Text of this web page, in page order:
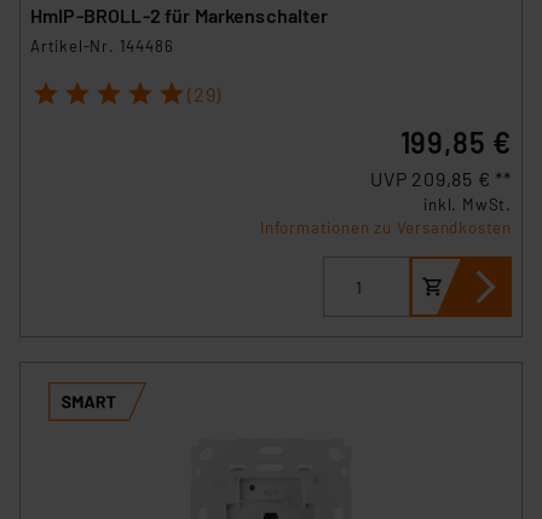
HmIP-BROLL-2 für Markenschalter
Artikel-Nr. 144486
1 2 3 4 5 (29)
199,85 €
UVP 209,85 € **
inkl. MwSt.
Informationen zu Versandkosten